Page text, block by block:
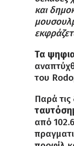
και
Τα
του
Παρά
από